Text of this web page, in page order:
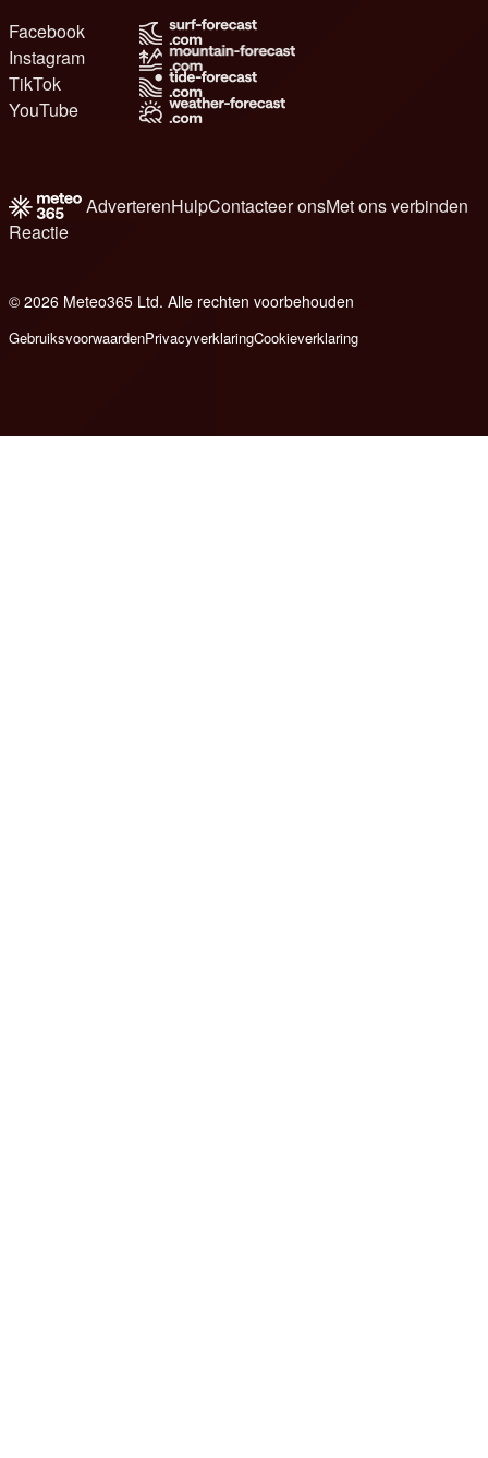
Facebook
Instagram
TikTok
YouTube
AdverterenHulpContacteer onsMet ons verbinden
Reactie
© 2026 Meteo365 Ltd. Alle rechten voorbehouden
GebruiksvoorwaardenPrivacyverklaringCookieverklaring